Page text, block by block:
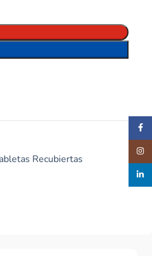
Recubiertas